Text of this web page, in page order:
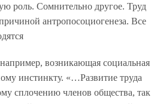
роль. Сомнительно другое. Труд
антропосоциогенеза. Все
возникающая социальная
инстинкту. «…Развитие труда
сплочению членов общества, так